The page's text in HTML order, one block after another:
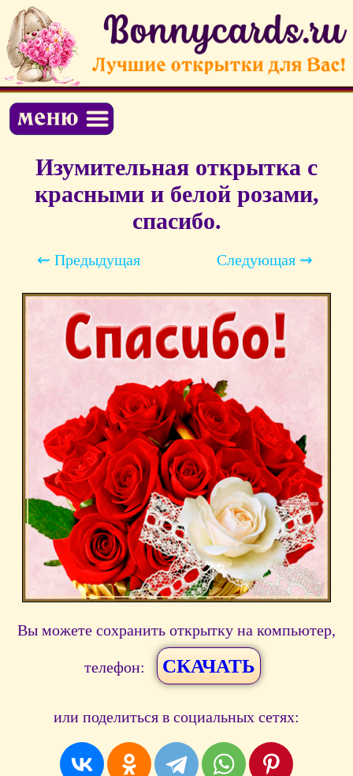
Изумительная открытка с
красными и белой розами,
спасибо.
⇜ Предыдущая Следующая ⇝
Вы можете сохранить открытку на компьютер,
телефон: СКАЧАТЬ
или поделиться в социальных сетях: